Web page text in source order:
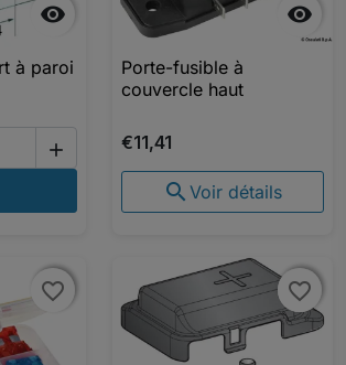

à paroi

AJOUTER AU PANIER

Porte-fusible à
couvercle haut
€11,41
 Voir détails
favorite_border
favorite_border favorite_border
favorite_border